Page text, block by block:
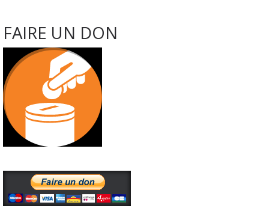
FAIRE UN DON